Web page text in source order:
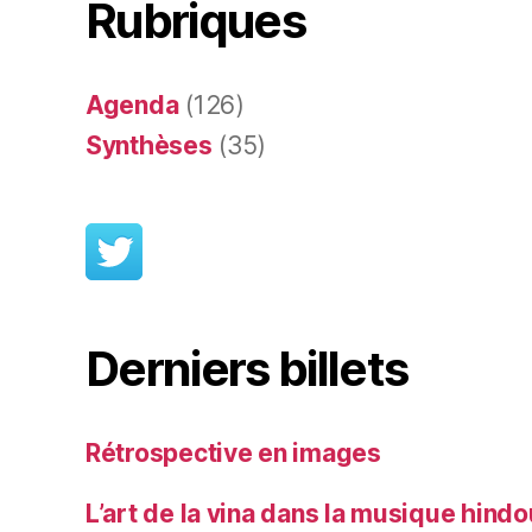
Rubriques
Agenda(126)
Synthèses (35)
Derniers billets
Rétrospective en images
L’art de la vina dans la musique